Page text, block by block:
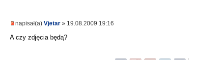
napisał(a) Vjetar » 19.08.2009 19:16
A czy zdjęcia będą?